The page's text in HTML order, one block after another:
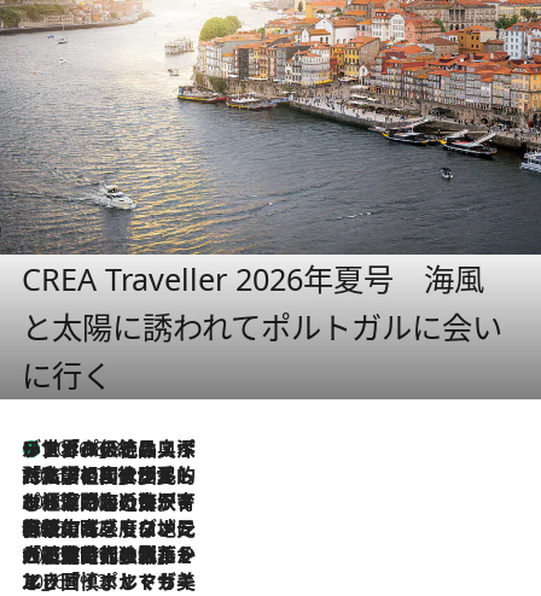
CREA Traveller 2026年夏号 海風
と太陽に誘われてポルトガルに会い
に行く
2026.8.8
リスボンの絶品スイーツ「パステル・デ・ナタ」とは？ポルトガル伝統の奥深い世界へ
2026.7.27
「私の祖国はポルトガル語です」国民的詩人フェルナンド・ペソアと、彼が愛した文学の街を歩く
2026.7.26
ポルトガル近海が育む極上の海の幸。キリリと冷えた白ワインと愉しむ、シーフード専門店の贅沢
2026.7.22
伝統の味をモダンに昇華。高感度な地元客が集う、リスボンの最旬ガストロノミー
2026.7.21
大航海時代の栄華から、震災、独裁、そして革命へ。ポルトガル・首都リスボンの石畳に刻まれた「歴史の光と影」
2026.7.13
エッセイ・ヤマザキマリ「慎ましくも美しき国 ポルトガル」